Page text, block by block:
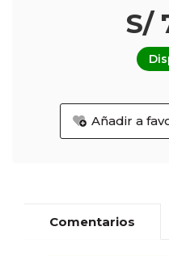
S/
Añadir a
Comentarios